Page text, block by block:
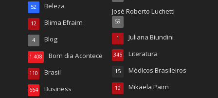
Beleza
52
Blima Efraim
12
Blog
4
Bom dia Acontece
1.408
Brasil
110
Business
664
José Roberto Luchetti
59
Juliana Biundini
1
Literatura
345
Médicos Brasileiros
15
Mikaela Paim
10